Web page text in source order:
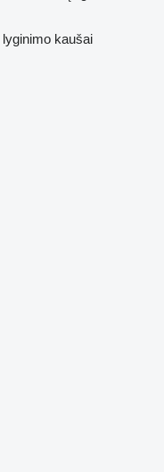
lyginimo kaušai